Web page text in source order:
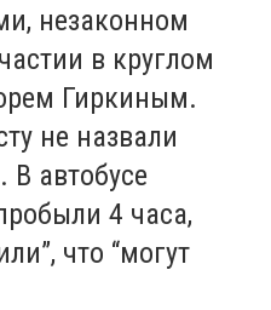
незаконном
в круглом
Гиркиным.
не назвали
автобусе
4 часа,
что “могут